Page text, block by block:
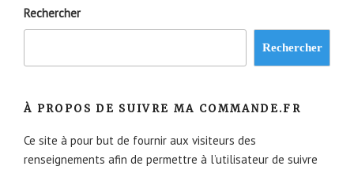
Rechercher
Rechercher
À PROPOS DE SUIVRE MA COMMANDE.FR
Ce site à pour but de fournir aux visiteurs des
renseignements afin de permettre à l’utilisateur de suivre